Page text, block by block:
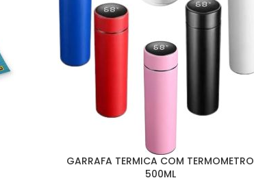
GARRAFA TERMICA COM TERMOMETRO
500ML